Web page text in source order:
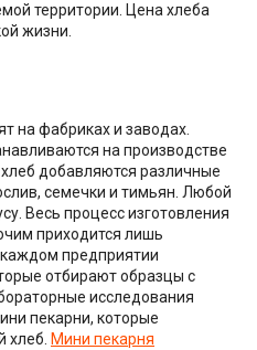
территории. Цена хлеба
жизни.
на фабриках и заводах.
на производстве
добавляются различные
семечки и тимьян. Любой
Весь процесс изготовления
приходится лишь
предприятии
отбирают образцы с
исследования
пекарни, которые
хлеб. Мини пекарня